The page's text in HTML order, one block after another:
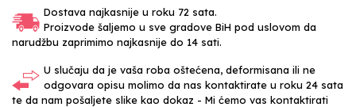
Dostava najkasnije u roku 72 sata.
Proizvode šaljemo u sve gradove BiH pod uslovom da
narudžbu zaprimimo najkasnije do 14 sati.
U slučaju da je vaša roba oštećena, deformisana ili ne
odgovara opisu molimo da nas kontaktirate u roku 24 sata
te da nam pošaljete slike kao dokaz - Mi ćemo vas kontaktirati